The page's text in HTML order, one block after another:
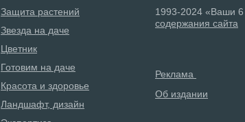
Защита растений
Звезда на даче
Цветник
Готовим на даче
Красота и здоровье
Ландшафт, дизайн
1993-2024 «Ваши 6
содержания сайта
Реклама
Об издании